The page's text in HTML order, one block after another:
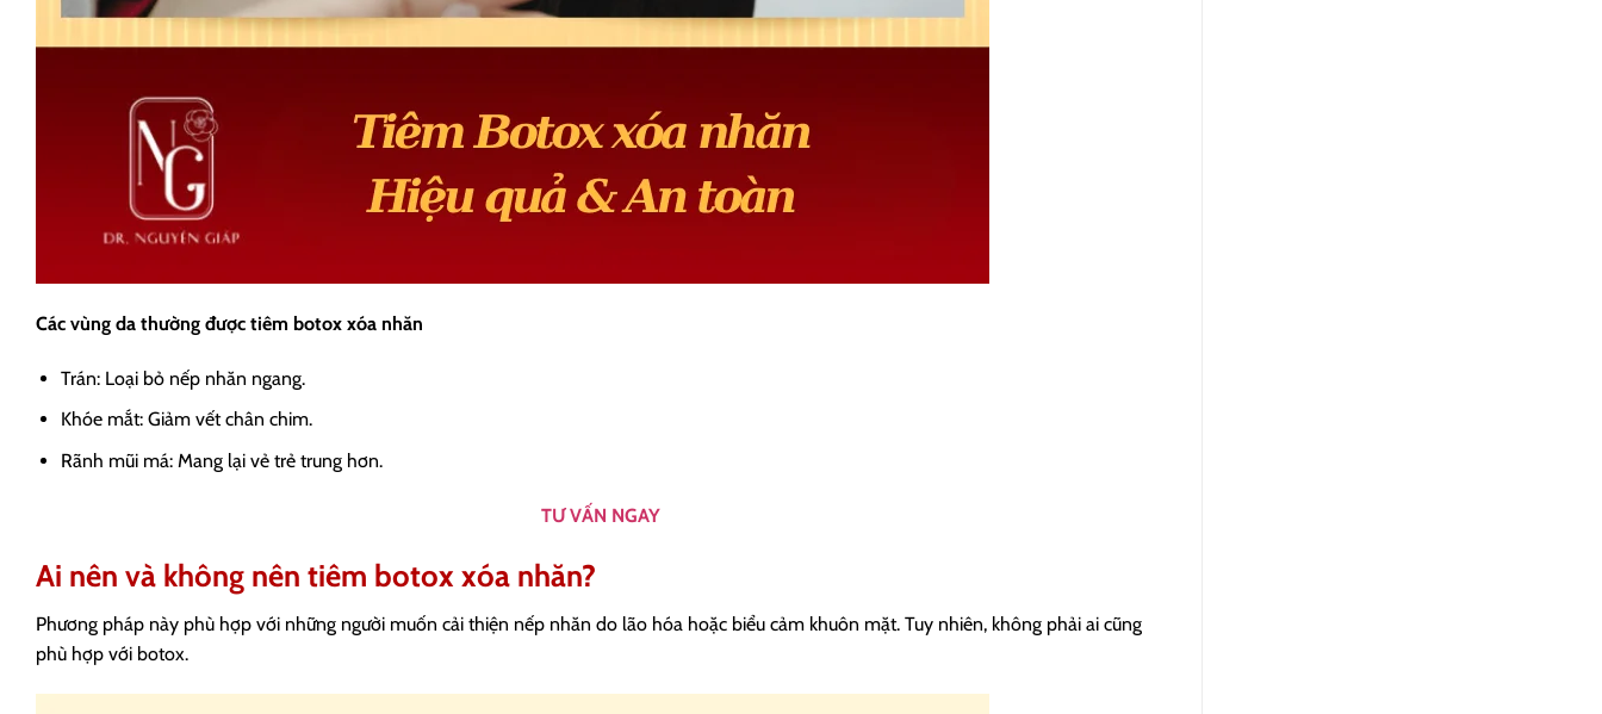
Các vùng da thường được tiêm botox xóa nhăn
Trán: Loại bỏ nếp nhăn ngang.
Khóe mắt: Giảm vết chân chim.
Rãnh mũi má: Mang lại vẻ trẻ trung hơn.
TƯ VẤN NGAY
Ai nên và không nên tiêm botox xóa nhăn?
Phương pháp này phù hợp với những người muốn cải thiện nếp nhăn do lão hóa hoặc biểu cảm khuôn mặt. Tuy nhiên, không phải ai cũng
phù hợp với botox.